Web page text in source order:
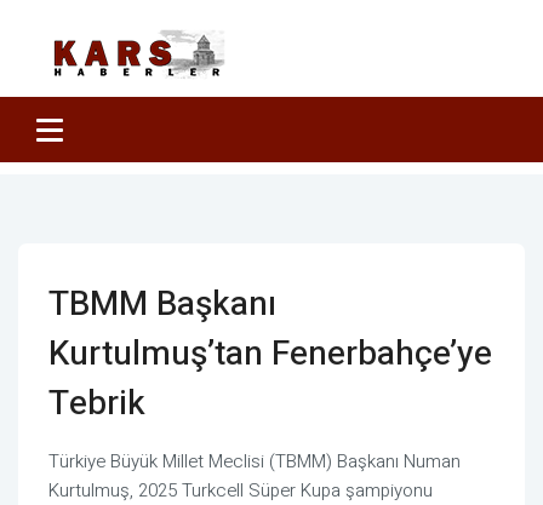
TBMM Başkanı
Kurtulmuş’tan Fenerbahçe’ye
Tebrik
Türkiye Büyük Millet Meclisi (TBMM) Başkanı Numan
Kurtulmuş, 2025 Turkcell Süper Kupa şampiyonu